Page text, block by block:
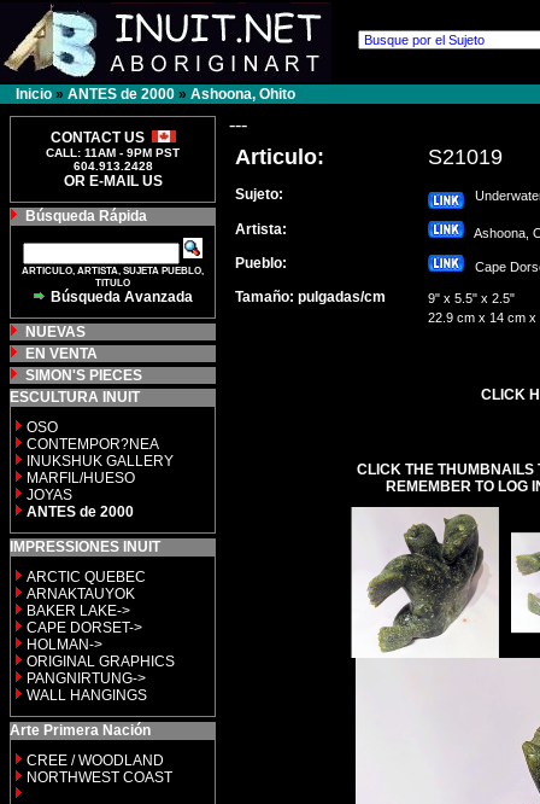
Inicio » ANTES de 2000 » Ashoona, Ohito
CONTACT US
CALL: 11AM - 9PM PST
604.913.2428
OR E-MAIL US
Búsqueda Rápida
ARTICULO, ARTISTA, SUJETA PUEBLO,
TITULO
Búsqueda Avanzada
NUEVAS
EN VENTA
SIMON'S PIECES
ESCULTURA INUIT
OSO
CONTEMPOR?NEA
INUKSHUK GALLERY
MARFIL/HUESO
JOYAS
ANTES de 2000
IMPRESSIONES INUIT
ARCTIC QUEBEC
ARNAKTAUYOK
BAKER LAKE->
CAPE DORSET->
HOLMAN->
ORIGINAL GRAPHICS
PANGNIRTUNG->
WALL HANGINGS
Arte Primera Nación
CREE / WOODLAND
NORTHWEST COAST
---
Articulo: S21019
Sujeto:
Artista: Ashoona,
Pueblo: Cape
Tamaño: pulgadas/cm
9" x 5.5" x 2.5"
22.9 cm x 14 cm x
CLICK
CLICK THE THUMBNAILS
REMEMBER TO LOG